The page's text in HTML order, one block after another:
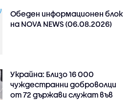
Обеден информационен блок
на NOVA NEWS (06.08.2026)
Украйна: Близо 16 000
чуждестранни доброволци
от 72 държави служат във